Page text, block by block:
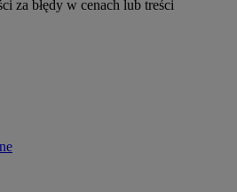
za błędy w cenach lub treści